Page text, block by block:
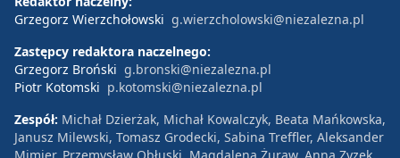
Grzegorz Wierzchołowski g.wierzcholowski@niezalezna.pl
Zastępcy redaktora naczelnego:
Grzegorz Broński g.bronski@niezalezna.pl
Piotr Kotomski p.kotomski@niezalezna.pl
Zespół: Michał Dzierżak, Michał Kowalczyk, Beata Mańkowska,
Janusz Milewski, Tomasz Grodecki, Sabina Treffler, Aleksander